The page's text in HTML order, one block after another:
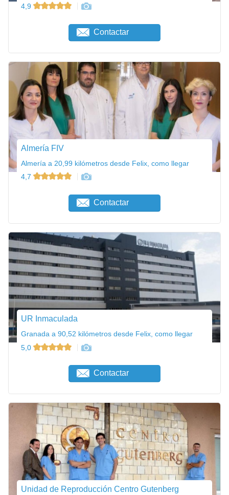
4,9
Contactar
Almería FIV
Almería a 20,99 kilómetros desde Felix, como llegar
4,7
Contactar
UR Inmaculada
Granada a 90,52 kilómetros desde Felix, como llegar
5,0
Contactar
Unidad de Reproducción Centro Gutenberg